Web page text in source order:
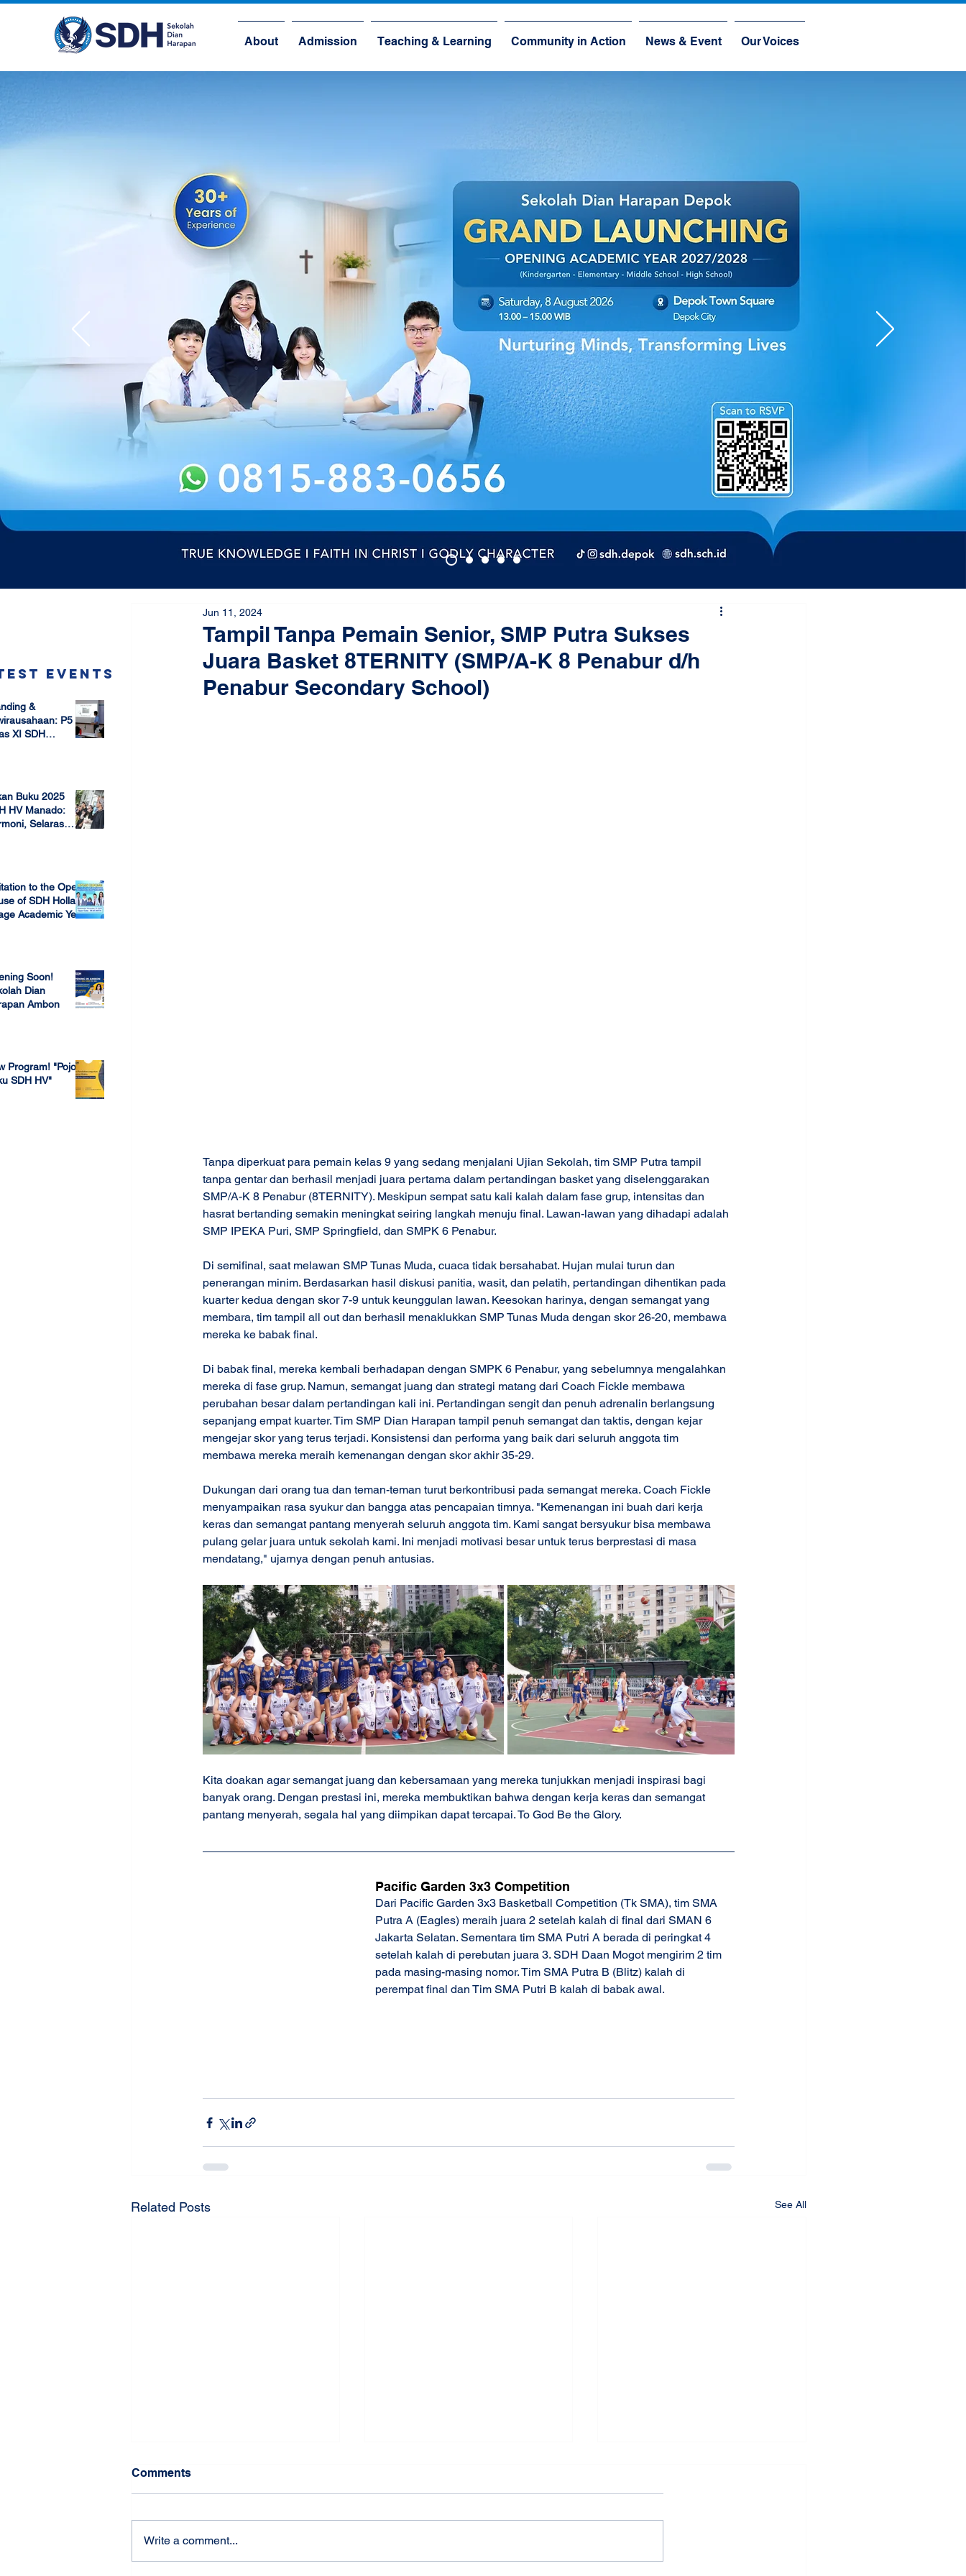
About Admission Teaching & Learning Community in Action News & Event Our Voices
Events
&
P5
XI SDH
Buku 2025
HV Manado:
Selaras
to the Open
of SDH Holland
Academic Year
Soon!
Dian
Ambon
Program! "Pojok
SDH HV"
Tampil Tanpa Pemain Senior, SMP Putra Sukses
Juara Basket 8TERNITY (SMP/A-K 8 Penabur d/h
Penabur Secondary School)
Jun 11, 2024
Tanpa diperkuat para pemain kelas 9 yang sedang menjalani Ujian Sekolah, tim SMP Putra tampil
tanpa gentar dan berhasil menjadi juara pertama dalam pertandingan basket yang diselenggarakan
SMP/A-K 8 Penabur (8TERNITY). Meskipun sempat satu kali kalah dalam fase grup, intensitas dan
hasrat bertanding semakin meningkat seiring langkah menuju final. Lawan-lawan yang dihadapi adalah
SMP IPEKA Puri, SMP Springfield, dan SMPK 6 Penabur.
Di semifinal, saat melawan SMP Tunas Muda, cuaca tidak bersahabat. Hujan mulai turun dan
penerangan minim. Berdasarkan hasil diskusi panitia, wasit, dan pelatih, pertandingan dihentikan pada
kuarter kedua dengan skor 7-9 untuk keunggulan lawan. Keesokan harinya, dengan semangat yang
membara, tim tampil all out dan berhasil menaklukkan SMP Tunas Muda dengan skor 26-20, membawa
mereka ke babak final.
Di babak final, mereka kembali berhadapan dengan SMPK 6 Penabur, yang sebelumnya mengalahkan
mereka di fase grup. Namun, semangat juang dan strategi matang dari Coach Fickle membawa
perubahan besar dalam pertandingan kali ini. Pertandingan sengit dan penuh adrenalin berlangsung
sepanjang empat kuarter. Tim SMP Dian Harapan tampil penuh semangat dan taktis, dengan kejar
mengejar skor yang terus terjadi. Konsistensi dan performa yang baik dari seluruh anggota tim
membawa mereka meraih kemenangan dengan skor akhir 35-29.
Dukungan dari orang tua dan teman-teman turut berkontribusi pada semangat mereka. Coach Fickle
menyampaikan rasa syukur dan bangga atas pencapaian timnya. "Kemenangan ini buah dari kerja
keras dan semangat pantang menyerah seluruh anggota tim. Kami sangat bersyukur bisa membawa
pulang gelar juara untuk sekolah kami. Ini menjadi motivasi besar untuk terus berprestasi di masa
mendatang," ujarnya dengan penuh antusias.
Kita doakan agar semangat juang dan kebersamaan yang mereka tunjukkan menjadi inspirasi bagi
banyak orang. Dengan prestasi ini, mereka membuktikan bahwa dengan kerja keras dan semangat
pantang menyerah, segala hal yang diimpikan dapat tercapai. To God Be the Glory.
Pacific Garden 3x3 Competition
Dari Pacific Garden 3x3 Basketball Competition (Tk SMA), tim SMA
Putra A (Eagles) meraih juara 2 setelah kalah di final dari SMAN 6
Jakarta Selatan. Sementara tim SMA Putri A berada di peringkat 4
setelah kalah di perebutan juara 3. SDH Daan Mogot mengirim 2 tim
pada masing-masing nomor. Tim SMA Putra B (Blitz) kalah di
perempat final dan Tim SMA Putri B kalah di babak awal.
Related Posts See All
Comments
Write a comment...